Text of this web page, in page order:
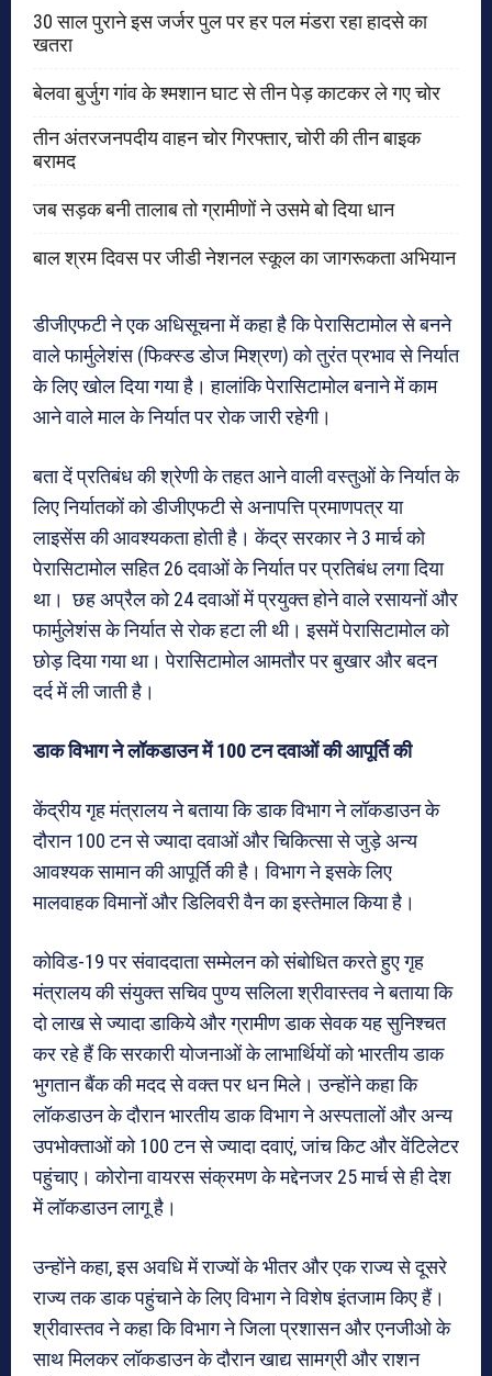
30 साल पुराने इस जर्जर पुल पर हर पल मंडरा रहा हादसे का
खतरा
बेलवा बुर्जुग गांव के श्मशान घाट से तीन पेड़ काटकर ले गए चोर
तीन अंतरजनपदीय वाहन चोर गिरफ्तार, चोरी की तीन बाइक
बरामद
जब सड़क बनी तालाब तो ग्रामीणों ने उसमे बो दिया धान
बाल श्रम दिवस पर जीडी नेशनल स्कूल का जागरूकता अभियान
डीजीएफटी ने एक अधिसूचना में कहा है कि पेरासिटामोल से बनने
वाले फार्मुलेशंस (फिक्स्ड डोज मिश्रण) को तुरंत प्रभाव से निर्यात
के लिए खोल दिया गया है। हालांकि पेरासिटामोल बनाने में काम
आने वाले माल के निर्यात पर रोक जारी रहेगी।
बता दें प्रतिबंध की श्रेणी के तहत आने वाली वस्तुओं के निर्यात के
लिए निर्यातकों को डीजीएफटी से अनापत्ति प्रमाणपत्र या
लाइसेंस की आवश्यकता होती है। केंद्र सरकार ने 3 मार्च को
पेरासिटामोल सहित 26 दवाओं के निर्यात पर प्रतिबंध लगा दिया
था। छह अप्रैल को 24 दवाओं में प्रयुक्त होने वाले रसायनों और
फार्मुलेशंस के निर्यात से रोक हटा ली थी। इसमें पेरासिटामोल को
छोड़ दिया गया था। पेरासिटामोल आमतौर पर बुखार और बदन
दर्द में ली जाती है।
डाक विभाग ने लॉकडाउन में 100 टन दवाओं की आपूर्ति की
केंद्रीय गृह मंत्रालय ने बताया कि डाक विभाग ने लॉकडाउन के
दौरान 100 टन से ज्यादा दवाओं और चिकित्सा से जुड़े अन्य
आवश्यक सामान की आपूर्ति की है। विभाग ने इसके लिए
मालवाहक विमानों और डिलिवरी वैन का इस्तेमाल किया है।
कोविड-19 पर संवाददाता सम्मेलन को संबोधित करते हुए गृह
मंत्रालय की संयुक्त सचिव पुण्य सलिला श्रीवास्तव ने बताया कि
दो लाख से ज्यादा डाकिये और ग्रामीण डाक सेवक यह सुनिश्चत
कर रहे हैं कि सरकारी योजनाओं के लाभार्थियों को भारतीय डाक
भुगतान बैंक की मदद से वक्त पर धन मिले। उन्होंने कहा कि
लॉकडाउन के दौरान भारतीय डाक विभाग ने अस्पतालों और अन्य
उपभोक्ताओं को 100 टन से ज्यादा दवाएं, जांच किट और वेंटिलेटर
पहुंचाए। कोरोना वायरस संक्रमण के मद्देनजर 25 मार्च से ही देश
में लॉकडाउन लागू है।
उन्होंने कहा, इस अवधि में राज्यों के भीतर और एक राज्य से दूसरे
राज्य तक डाक पहुंचाने के लिए विभाग ने विशेष इंतजाम किए हैं।
श्रीवास्तव ने कहा कि विभाग ने जिला प्रशासन और एनजीओ के
साथ मिलकर लॉकडाउन के दौरान खाद्य सामग्री और राशन